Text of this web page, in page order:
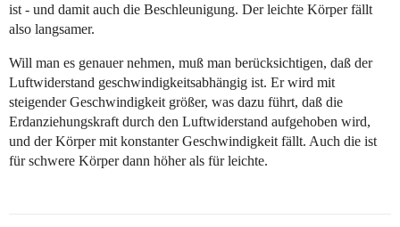
ist - und damit auch die Beschleunigung. Der leichte Körper fällt
also langsamer.
Will man es genauer nehmen, muß man berücksichtigen, daß der
Luftwiderstand geschwindigkeitsabhängig ist. Er wird mit
steigender Geschwindigkeit größer, was dazu führt, daß die
Erdanziehungskraft durch den Luftwiderstand aufgehoben wird,
und der Körper mit konstanter Geschwindigkeit fällt. Auch die ist
für schwere Körper dann höher als für leichte.